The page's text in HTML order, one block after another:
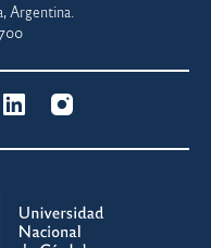
Argentina.